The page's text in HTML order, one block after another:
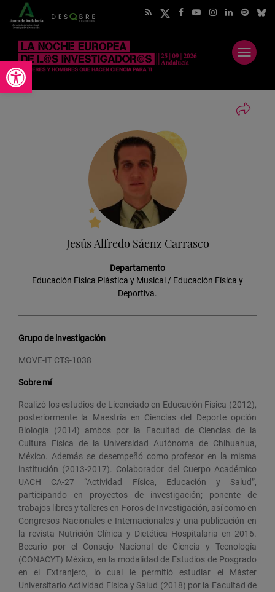
Abrir barra de herramientas
Abrir
menú
Jesús Alfredo Sáenz Carrasco
Departamento
Educación Física Plástica y Musical / Educación Física y
Deportiva.
Grupo de investigación
MOVE-IT CTS-1038
Sobre mí
Realizó los estudios de Licenciado en Educación Física (2012),
posteriormente la Maestría en Ciencias del Deporte opción
Biología (2014) ambos por la Facultad de Ciencias de la
Cultura Física de la Universidad Autónoma de Chihuahua,
México. Además se desempeñó como profesor en la misma
institución (2013-2017). Colaborador del Cuerpo Académico
UACH CA-27 “Actividad Física, Educación y Salud”,
participando en proyectos de investigación; ponente de
trabajos libres y talleres en Foros de Investigación, así como en
Congresos Nacionales e Internacionales y una publicación en
la revista Nutrición Clínica y Dietética Hospitalaria en 2016.
Becario por el Consejo Nacional de Ciencia y Tecnología
(CONACYT) México, en la modalidad de Estudios de Posgrado
en el Extranjero, lo cual le permitió estudiar el Máster
Universitario Actividad Física y Salud (2018) por la Facultad de